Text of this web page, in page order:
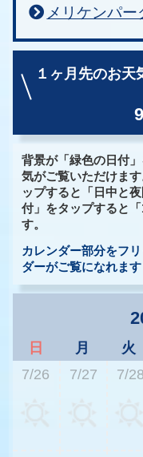
メリケンパー
１ヶ月先のお天
背景が「緑色の日付
気がご覧いただけま
ップすると「日中と
付」をタップすると
す。
カレンダー部分をフ
ダーがご覧になれます
日 月 火
7/26
7/27 7/28